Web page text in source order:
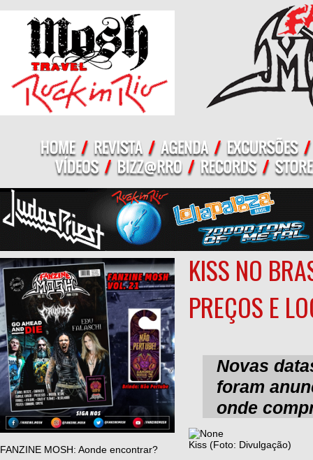
FANZINE MOSH: Aonde encontrar?
KISS NO
PREÇOS E
Novas
foram
onde
Kiss (Foto: Divulgação)